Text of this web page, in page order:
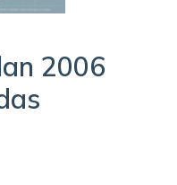
2006